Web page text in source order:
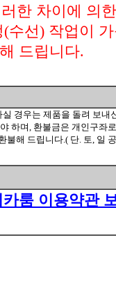
한 차이에 의
수선) 작업이
해 드립니다.
경우는 제품을 돌려 보내
하며, 환불금은 개인구좌
불해 드립니다.( 단. 토, 일
카룸 이용약관